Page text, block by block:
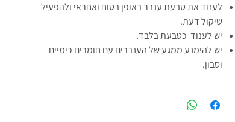
לענוד את טבעת ענבר באופן בטוח ואחראי ולהפעיל
שיקול דעת.
יש לענוד כטבעת בלבד.
יש להימנע ממגע של הענברים עם חומרים כימיים
וסבון.